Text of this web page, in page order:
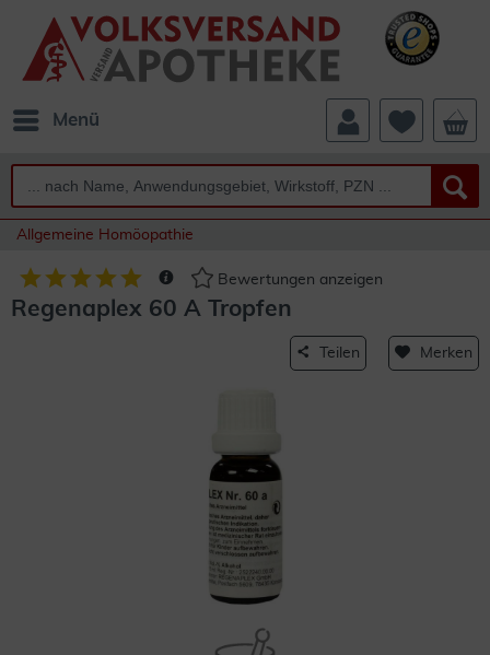
Menü
Allgemeine Homöopathie
Bewertungen anzeigen
Regenaplex 60 A Tropfen
Teilen Merken